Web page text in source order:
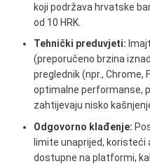
koji podržava hrvatske
od 10 HRK.
Tehnički preduvjeti:
(preporučeno brzina
preglednik (npr., Chrome,
optimalne performanse,
zahtijevaju nisko
Odgovorno klađenje:
limite unaprijed,
dostupne na platformi,